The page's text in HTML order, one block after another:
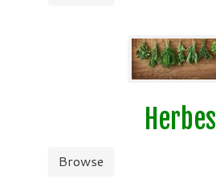
Herbes
Browse